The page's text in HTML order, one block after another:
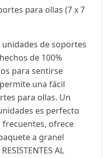
para ollas (7 x 7
unidades de soportes
de 100%
para sentirse
una fácil
para ollas. Un
es perfecto
frecuentes, ofrece
a granel
AL